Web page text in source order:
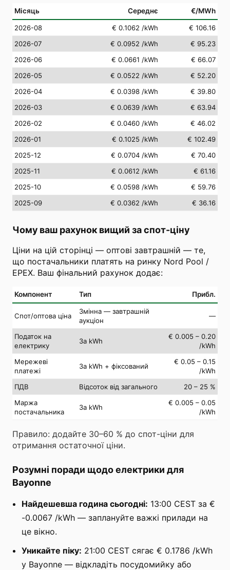
Місяць Середнє €/MWh
2026-08 € 0.1062 /kWh
€ 106.16
2026-07
€ 0.0952 /kWh
€ 95.23
2026-06
€ 0.0661 /kWh
€ 66.07
2026-05
€ 0.0522 /kWh
€ 52.20
2026-04
€ 0.0398 /kWh
€ 39.80
2026-03
€ 0.0639 /kWh
€ 63.94
2026-02
€ 0.0460 /kWh
€ 46.02
2026-01
€ 0.1025 /kWh
€ 102.49
2025-12
€ 0.0704 /kWh
€ 70.40
2025-11
€ 0.0612 /kWh
€ 61.16
2025-10
€ 0.0598 /kWh
€ 59.76
2025-09
€ 0.0362 /kWh € 36.16
Чому ваш рахунок вищий за спот-ціну
Ціни на цій сторінці — оптові завтрашній — те,
що постачальники платять на ринку Nord Pool /
EPEX. Ваш фінальний рахунок додає:
Компонент Тип Прибл.
Спот/оптова ціна
Змінна — завтрашній
аукціон
—
Податок на
електрику
За kWh
€ 0.005 – 0.20
/kWh
Мережеві
платежі
За kWh + фіксований
€ 0.05 – 0.15
/kWh
ПДВ
Відсоток від загального
20 – 25 %
Маржа
постачальника
За kWh
€ 0.005 – 0.05
/kWh
Правило: додайте 30–60 % до спот-ціни для
отримання остаточної ціни.
Розумні поради щодо електрики для
Bayonne
Найдешевша година сьогодні: 13:00 CEST за €
-0.0067 /kWh — заплануйте важкі прилади на
це вікно.
Уникайте піку: 21:00 CEST сягає € 0.1786 /kWh
у Bayonne — відкладіть посудомийку або